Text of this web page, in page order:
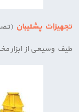
تجهیزات پشتیبان
طیف وسیعی از ابزار